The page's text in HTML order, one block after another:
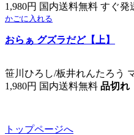
1,980円 国内送料無料 すぐ発
かごに入れる
おらぁ グズラだど【上】
笹川ひろし/板井れんたろう
1,980円 国内送料無料 品切れ
トップページへ